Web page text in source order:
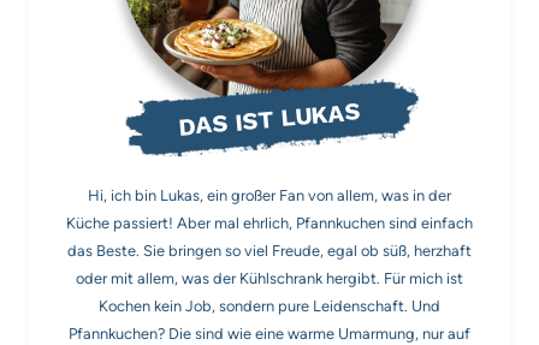
DAS IST LUKAS
Hi, ich bin Lukas, ein großer Fan von allem, was in der
Küche passiert! Aber mal ehrlich, Pfannkuchen sind einfach
das Beste. Sie bringen so viel Freude, egal ob süß, herzhaft
oder mit allem, was der Kühlschrank hergibt. Für mich ist
Kochen kein Job, sondern pure Leidenschaft. Und
Pfannkuchen? Die sind wie eine warme Umarmung, nur auf